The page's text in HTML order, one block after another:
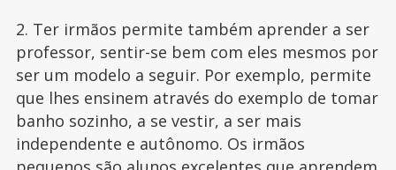
2. Ter irmãos permite também aprender a ser
professor, sentir-se bem com eles mesmos por
ser um modelo a seguir. Por exemplo, permite
que lhes ensinem através do exemplo de tomar
banho sozinho, a se vestir, a ser mais
independente e autônomo. Os irmãos